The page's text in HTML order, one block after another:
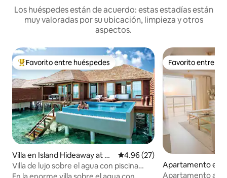
Los huéspedes están de acuerdo: estas estadías están
muy valoradas por su ubicación, limpieza y otros
aspectos.
Favorito entre huéspedes preferido
Favorito entre huéspedes
Villa en Island Hideaway at D
honakulhi
Calificación promedio: 4.96 de
4.96 (27)
Villa de lujo sobre el agua con piscina
privada
En la enorme villa sobre el agua con
Favorito entre
Favorito entre
Apartamento en
Apartamento a